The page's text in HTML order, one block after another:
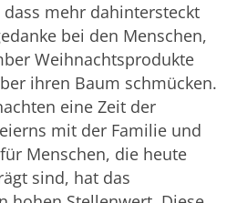
mehr dahintersteckt
bei den Menschen,
Weihnachtsprodukte
ihren Baum schmücken.
eine Zeit der
mit der Familie und
Menschen, die heute
sind, hat das